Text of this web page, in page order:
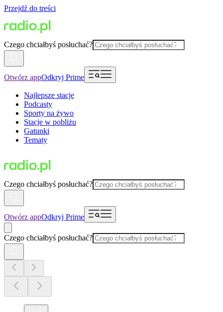
Przejdź do treści
Czego chciałbyś posłuchać?
Otwórz appOdkryj Prime
Najlepsze stacje
Podcasty
Sporty na żywo
Stacje w pobliżu
Gatunki
Tematy
Czego chciałbyś posłuchać?
Otwórz appOdkryj Prime
Czego chciałbyś posłuchać?